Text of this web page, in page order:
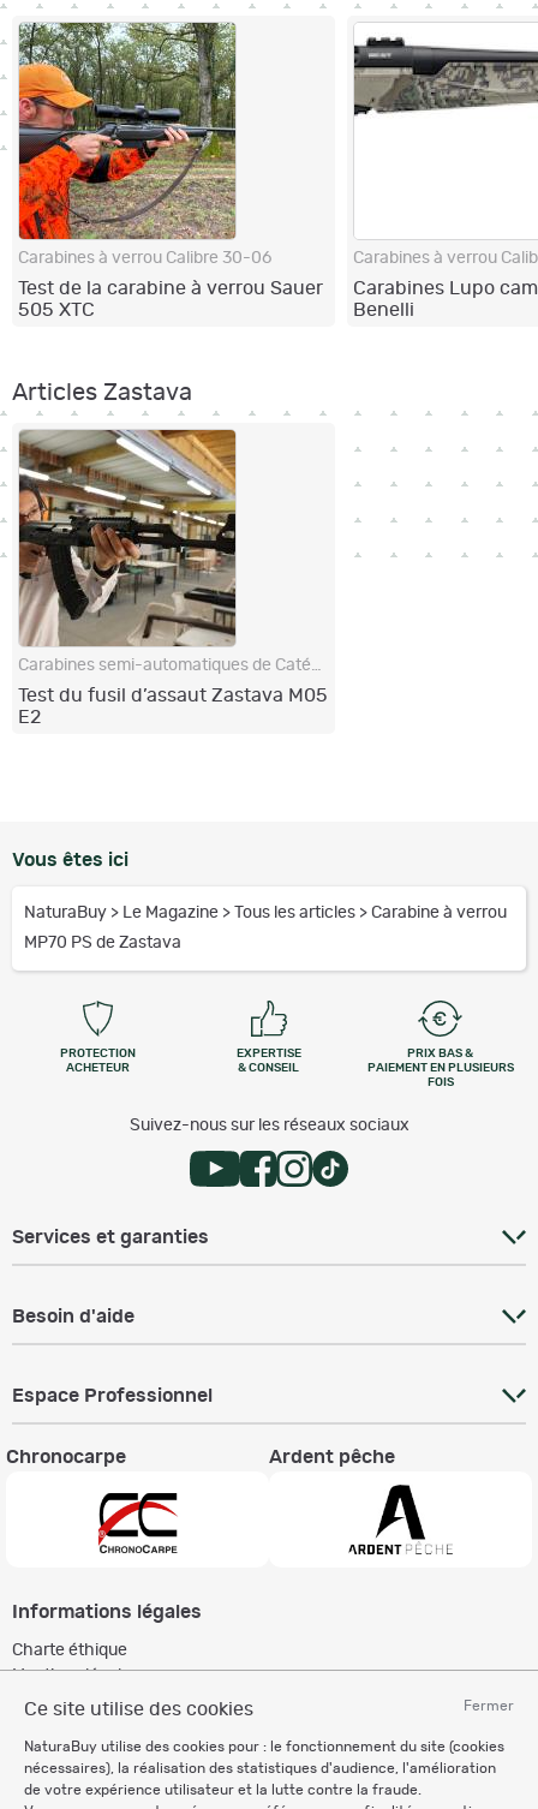
Fermer
Ce site utilise des cookies
NaturaBuy utilise des cookies pour : le fonctionnement du site (cookies
nécessaires), la réalisation des statistiques d'audience, l'amélioration
de votre expérience utilisateur et la lutte contre la fraude.
Carabines à verrou Calibre 30-06
Test de la carabine à verrou Sauer
505 XTC
Carabines à verrou
Carabines Lupo
Benelli
Articles Zastava
Carabines semi-automatiques de Catégorie B
Test du fusil d’assaut Zastava M05
E2
Vous êtes ici
NaturaBuy > Le Magazine > Tous les articles > Carabine à verrou
MP70 PS de Zastava
PROTECTION
ACHETEUR
EXPERTISE
& CONSEIL
PRIX BAS &
PAIEMENT EN PLUSIEURS
FOIS
Suivez-nous sur les réseaux sociaux
Services et garanties
Besoin d'aide
Espace Professionnel
Chronocarpe Ardent pêche
Informations légales
Charte éthique
Mentions légales
Règlement & Conditions d'utilisation
des données personnelles
Personnalisation des cookies